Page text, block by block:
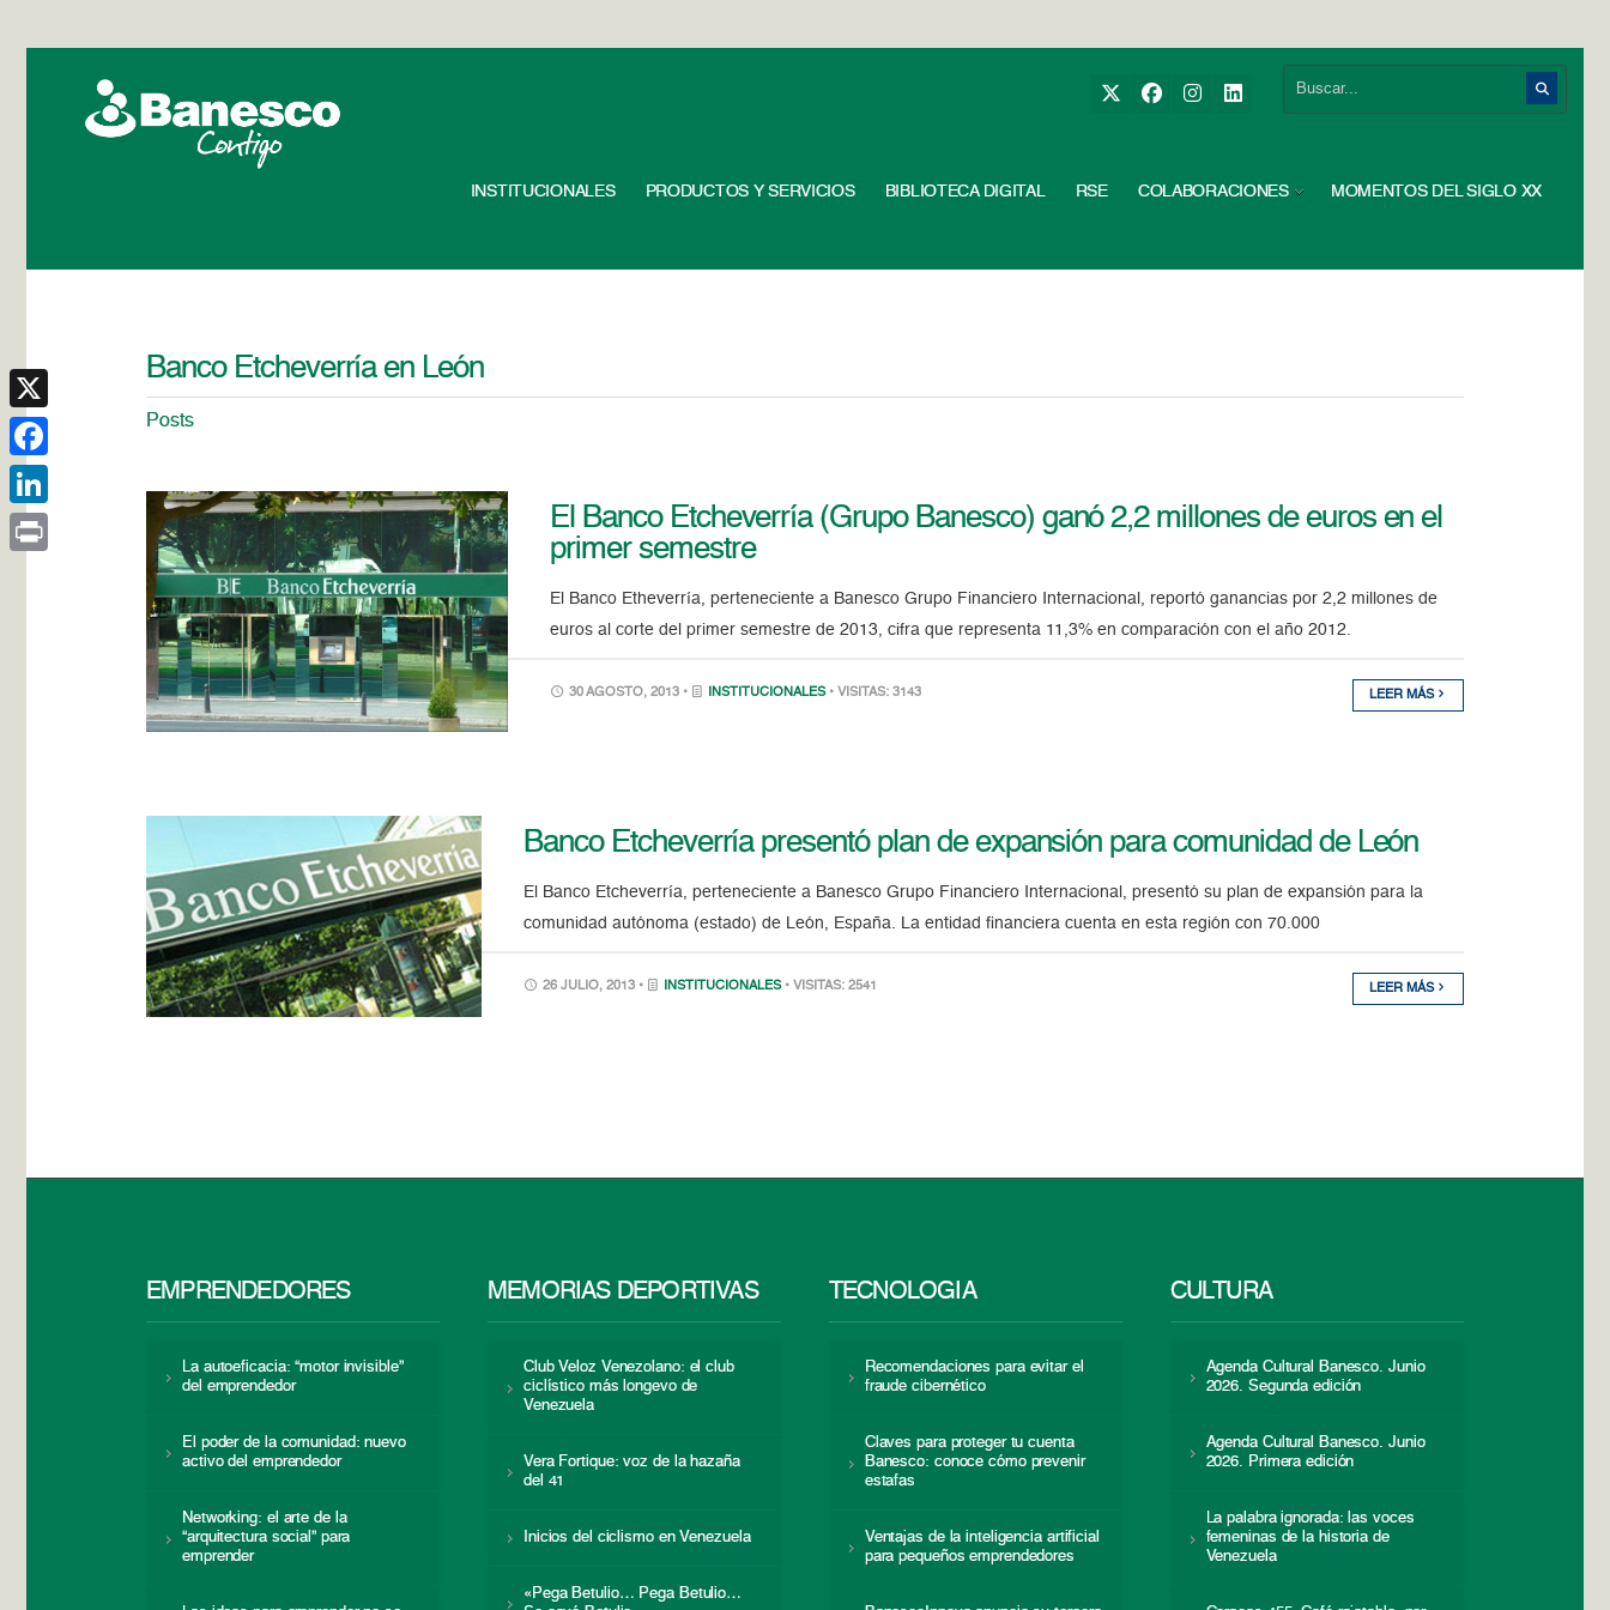
INSTITUCIONALES PRODUCTOS Y SERVICIOS BIBLIOTECA DIGITAL RSE COLABORACIONES MOMENTOS DEL SIGLO XX
Banco Etcheverría en León
Posts
El Banco Etcheverría (Grupo Banesco) ganó 2,2 millones de euros en el
primer semestre
El Banco Etheverría, perteneciente a Banesco Grupo Financiero Internacional, reportó ganancias por 2,2 millones de
euros al corte del primer semestre de 2013, cifra que representa 11,3% en comparación con el año 2012.
30 AGOSTO, 2013 • INSTITUCIONALES • VISITAS: 3143 LEER MÁS
Banco Etcheverría presentó plan de expansión para comunidad de León
El Banco Etcheverría, perteneciente a Banesco Grupo Financiero Internacional, presentó su plan de expansión para la
comunidad autónoma (estado) de León, España. La entidad financiera cuenta en esta región con 70.000
26 JULIO, 2013 • INSTITUCIONALES • VISITAS: 2541 LEER MÁS
EMPRENDEDORES
La autoeficacia: “motor invisible”
del emprendedor
El poder de la comunidad: nuevo
activo del emprendedor
Networking: el arte de la
“arquitectura social” para
emprender
MEMORIAS DEPORTIVAS
Club Veloz Venezolano: el club
ciclístico más longevo de
Venezuela
Vera Fortique: voz de la hazaña
del 41
Inicios del ciclismo en Venezuela
«Pega Betulio… Pega Betulio…
TECNOLOGÍA
Recomendaciones para evitar el
fraude cibernético
Claves para proteger tu cuenta
Banesco: conoce cómo prevenir
estafas
Ventajas de la inteligencia artificial
para pequeños emprendedores
CULTURA
Agenda Cultural Banesco. Junio
2026. Segunda edición
Agenda Cultural Banesco. Junio
2026. Primera edición
La palabra ignorada: las voces
femeninas de la historia de
Venezuela
X
Facebook
LinkedIn